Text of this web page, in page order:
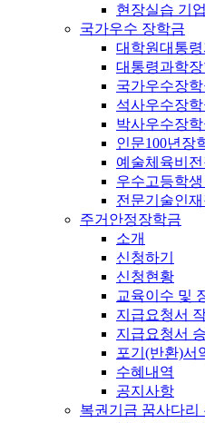
현장실습 기
국가우수 장학금
대학원대통
대통령과학
국가우수장
석사우수장
박사우수장
인문100년장
예술체육비
우수고등학
전문기술인
주거안정장학금
소개
신청하기
신청현황
교육이수 및
지급요청서
지급요청서
포기(반환)서
수혜내역
공지사항
복권기금 꿈사다리